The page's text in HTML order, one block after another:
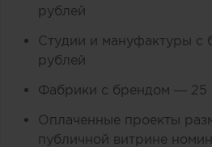
рублей
Студии и мануфактуры
рублей
Фабрики с брендом — 25
Оплаченные проекты
публичной витрине